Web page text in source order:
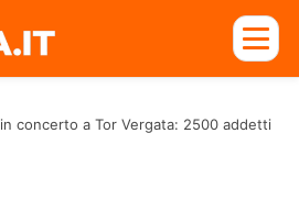
concerto a Tor Vergata: 2500 addetti